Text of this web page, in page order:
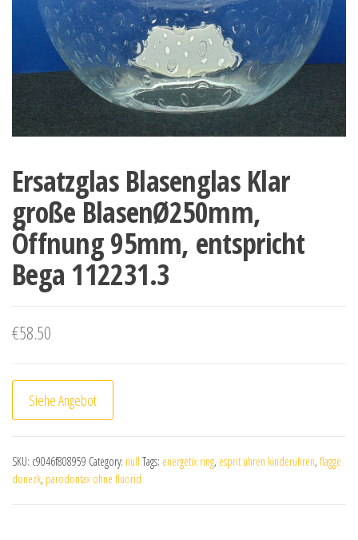
Ersatzglas Blasenglas Klar
große BlasenØ250mm,
Öffnung 95mm, entspricht
Bega 112231.3
€58.50
Siehe Angebot
SKU: c9046f808959 Category: null Tags: energetix ring, esprit uhren kinderuhren, flagge
donezk, parodontax ohne fluorid